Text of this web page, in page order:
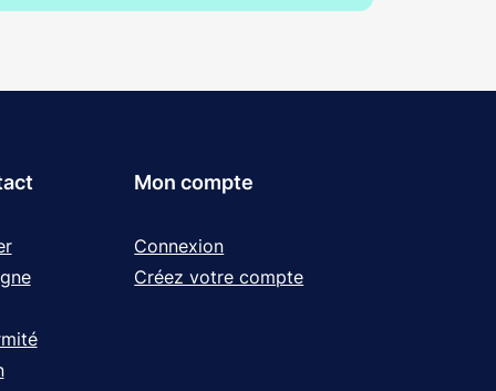
Mon compte
Connexion
Créez votre compte